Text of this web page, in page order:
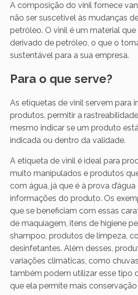
A composição do vinil fornece
não ser suscetível às mudanças
petróleo. O vinil é um material que
derivado de petróleo, o que o
sustentável para a sua empresa.
Para o que serve?
As etiquetas de vinil servem para
produtos, permitir a
mesmo indicar se um produto
indicada ou dentro da validade.
A etiqueta de vinil é ideal para
muito manipulados e produtos
com água, já que é à prova
informações do produto. Os
que se beneficiam com essas
de maquiagem, itens de higiene
shampoo, produtos de limpeza,
desinfetantes. Além desses,
variações climáticas, como
também podem utilizar esse tipo
que ela permite mais